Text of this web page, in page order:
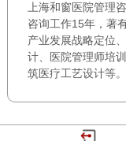
上海和窗医院管理
咨询工作15年，著
产业发展战略定位
计、医院管理师培
筑医疗工艺设计等。